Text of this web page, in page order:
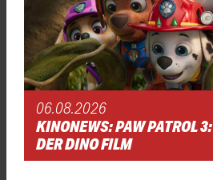
06.08.2026
KINONEWS: PAW PATROL 3:
DER DINO FILM